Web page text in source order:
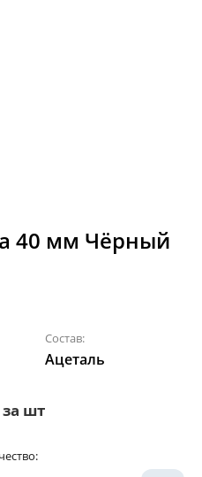
40 мм Чёрный
Состав:
Ацеталь
за шт